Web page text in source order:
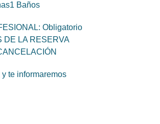
1 Baños
Obligatorio
DE LA RESERVA
te informaremos